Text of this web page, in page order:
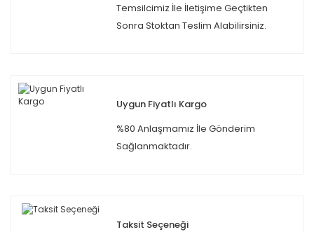
Temsilcimiz İle İletişime Geçtikten
Sonra Stoktan Teslim Alabilirsiniz.
Uygun Fiyatlı Kargo
%80 Anlaşmamız İle Gönderim
Sağlanmaktadır.
Taksit Seçeneği